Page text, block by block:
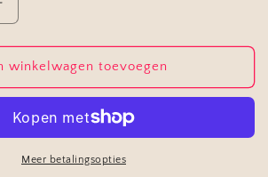
winkelwagen toevoegen
Meer betalingsopties